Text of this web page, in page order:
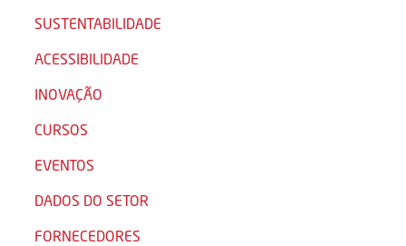
SUSTENTABILIDADE
ACESSIBILIDADE
INOVAÇÃO
CURSOS
EVENTOS
DADOS DO SETOR
FORNECEDORES